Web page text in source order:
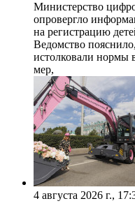
Министерство
опровергло
на регистрацию
Ведомство
истолковали нормы
мер,
4 августа 2026 г.,